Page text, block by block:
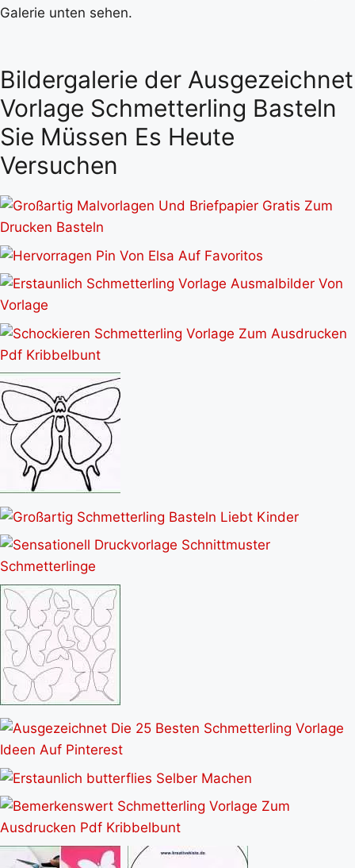
Galerie unten sehen.
Bildergalerie der Ausgezeichnet
Vorlage Schmetterling Basteln
Sie Müssen Es Heute
Versuchen